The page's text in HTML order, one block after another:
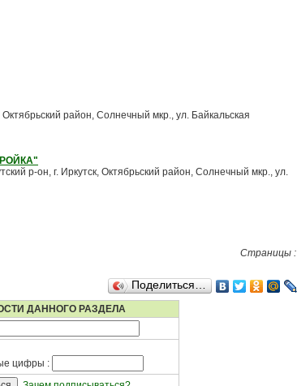
Октябрьский район, Солнечный мкр., ул. Байкальская
р-он, г. Иркутск, Октябрьский район, Солнечный мкр., ул.
Страницы :
Поделиться…
ДАННОГО РАЗДЕЛА
цифры :